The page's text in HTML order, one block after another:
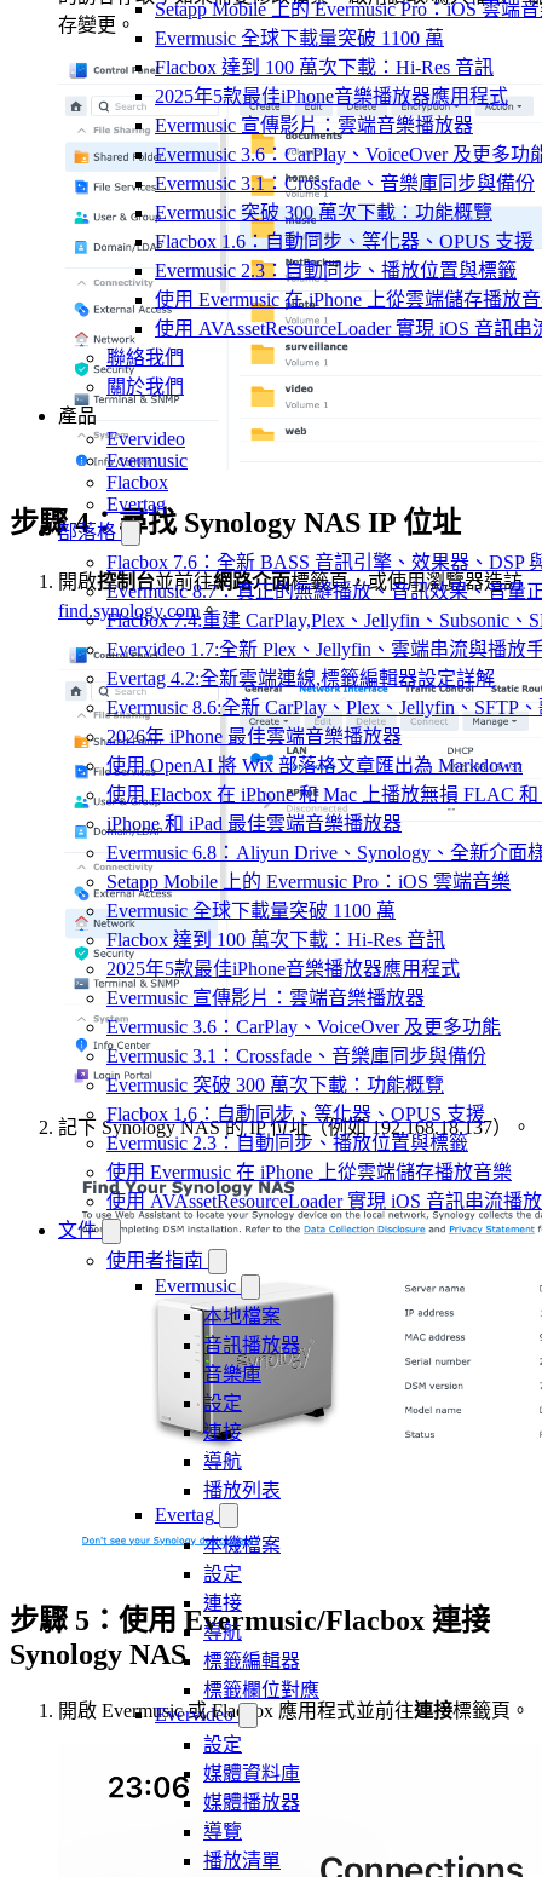
Setapp Mobile 上的 Evermusic Pro：iOS 雲端
Evermusic 全球下載量突破 1100 萬
Flacbox 達到 100 萬次下載：Hi-Res 音訊
2025年5款最佳iPhone音樂播放器應用程式
Evermusic 宣傳影片：雲端音樂播放器
Evermusic 3.6：CarPlay、VoiceOver 及更多功
Evermusic 3.1：Crossfade、音樂庫同步與備份
Evermusic 突破 300 萬次下載：功能概覽
Flacbox 1.6：自動同步、等化器、OPUS 支援
Evermusic 2.3：自動同步、播放位置與標籤
使用 Evermusic 在 iPhone 上從雲端儲存播放
使用 AVAssetResourceLoader 實現 iOS 音訊串
聯絡我們
關於我們
產品
Evervideo
Evermusic
Flacbox
Evertag
部落格
Flacbox 7.6：全新 BASS 音訊引擎、效果器、DSP
Evermusic 8.7：真正的無縫播放、音訊效果、音量
Flacbox 7.4:重建 CarPlay,Plex、Jellyfin、Subsonic、
Evervideo 1.7:全新 Plex、Jellyfin、雲端串流與播放
Evertag 4.2:全新雲端連線,標籤編輯器設定詳解
Evermusic 8.6:全新 CarPlay、Plex、Jellyfin、SFTP
2026年 iPhone 最佳雲端音樂播放器
使用 OpenAI 將 Wix 部落格文章匯出為 Markdown
使用 Flacbox 在 iPhone 和 Mac 上播放無損 FLAC
iPhone 和 iPad 最佳雲端音樂播放器
Evermusic 6.8：Aliyun Drive、Synology、全新介面
Setapp Mobile 上的 Evermusic Pro：iOS 雲端音樂
Evermusic 全球下載量突破 1100 萬
Flacbox 達到 100 萬次下載：Hi-Res 音訊
2025年5款最佳iPhone音樂播放器應用程式
Evermusic 宣傳影片：雲端音樂播放器
Evermusic 3.6：CarPlay、VoiceOver 及更多功能
Evermusic 3.1：Crossfade、音樂庫同步與備份
Evermusic 突破 300 萬次下載：功能概覽
Flacbox 1.6：自動同步、等化器、OPUS 支援
Evermusic 2.3：自動同步、播放位置與標籤
使用 Evermusic 在 iPhone 上從雲端儲存播放音樂
使用 AVAssetResourceLoader 實現 iOS 音訊串流播放
文件
使用者指南
Evermusic
本地檔案
音訊播放器
音樂庫
設定
連接
導航
播放列表
Evertag
本機檔案
設定
連接
導航
標籤編輯器
標籤欄位對應
Evervideo
設定
媒體資料庫
媒體播放器
導覽
播放清單
存變更。
步驟 4：尋找 Synology NAS IP 位址
開啟控制台並前往網路介面標籤頁，或使用瀏覽器造訪
find.synology.com。
記下 Synology NAS 的 IP 位址（例如 192.168.18.137）。
步驟 5：使用 Evermusic/Flacbox 連接
Synology NAS
開啟 Evermusic 或 Flacbox 應用程式並前往連接標籤頁。